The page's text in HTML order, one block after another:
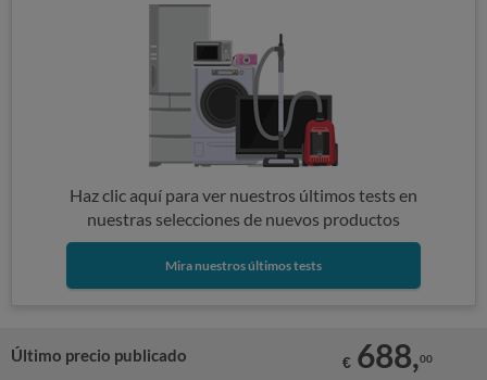
Haz clic aquí para ver nuestros últimos tests en
nuestras selecciones de nuevos productos
Mira nuestros últimos tests
Último precio publicado € 688,00